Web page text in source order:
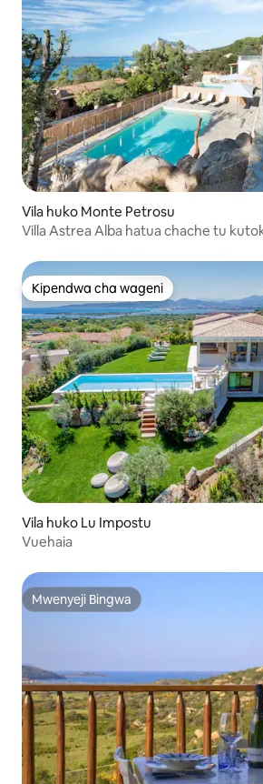
Vila huko Monte Petrosu
Villa Astrea Alba hatua chache tu
Kipendwa cha wageni
Kipendwa cha wageni
Vila huko Lu Impostu
Vuehaia
Mwenyeji Bingwa
Mwenyeji Bingwa